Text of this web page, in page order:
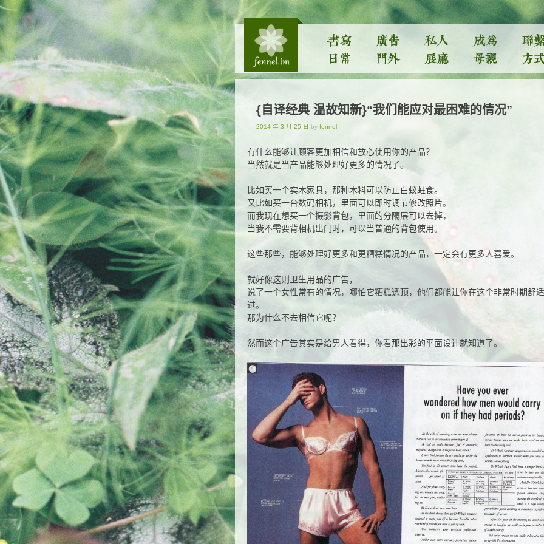
{自译经典 温故知新}“我们能应对最困难的情况”
2014 年 3 月 25 日 by fennel
有什么能够让顾客更加相信和放心使用你的产品？
当然就是当产品能够处理好更多的情况了。
比如买一个实木家具，那种木料可以防止白蚁蛀食。
又比如买一台数码相机，里面可以即时调节修改照片。
而我现在想买一个摄影背包，里面的分隔层可以去掉，
当我不需要背相机出门时，可以当普通的背包使用。
这些那些，能够处理好更多和更糟糕情况的产品，一定会有更多人喜爱。
就好像这则卫生用品的广告，
说了一个女性常有的情况，哪怕它糟糕透顶，他们都能让你在这个非常时期舒
过。
那为什么不去相信它呢？
然而这个广告其实是给男人看得，你看那出彩的平面设计就知道了。